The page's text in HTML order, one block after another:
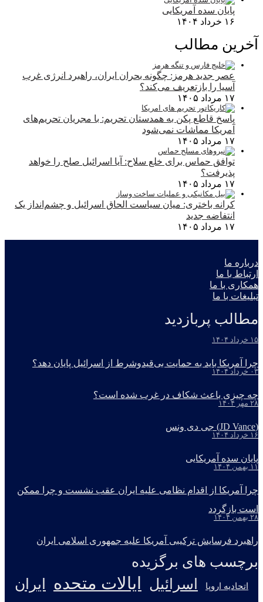
پایان سده آمریکایی
۱۶ خرداد ۱۴۰۴
آخرین مطالب
عصر جدید هرمز: چگونه بحران ایران، راهبرد انرژی غرب
آسیا را بازتعریف می‌کند؟
۱۷ مرداد ۱۴۰۵
پاسخ قاطع پکن به همدستان تحریم: با مجریان تحریم‌های
آمریکا مماشات نمی‌شود
۱۷ مرداد ۱۴۰۵
توافق حماس برای خلع سلاح: آیا اسرائیل صلح را خواهد
پذیرفت؟
۱۷ مرداد ۱۴۰۵
کرانه باختری: میان سیاست الحاق اسرائیل و چشم‌انداز یک
انتفاضه جدید
۱۷ مرداد ۱۴۰۵
درباره ما
ارتباط با ما
همکاری با ما
تبلیغات با ما
مطالب پربازدید
۱۵ خرداد ۱۴۰۴
چرا آمریکا باید به حمایت بی‌قیدوشرط از اسرائیل پایان دهد؟
۰۳ خرداد ۱۴۰۴
چه چیزی باعث شکاف در غرب شده است؟
۲۸ مهر ۱۴۰۴
(JD Vance) جی دی ونس
۱۶ خرداد ۱۴۰۴
پایان سده آمریکایی
۱۱ بهمن ۱۴۰۴
چرا آمریکا از اقدام نظامی علیه ایران عقب نشست و چرا ممکن
است بازگردد
۲۸ بهمن ۱۴۰۴
راهبرد فرسایش ترکیبی آمریکا علیه جمهوری اسلامی ایران
برچسب های برگزیده
اتحادیه اروپا اسرائیل ایالات متحده ایران